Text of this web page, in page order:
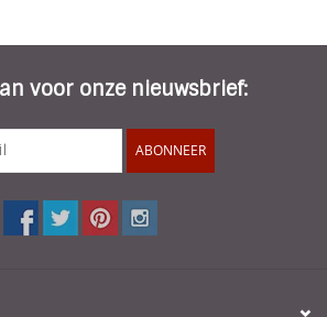
voor onze nieuwsbrief:
ABONNEER